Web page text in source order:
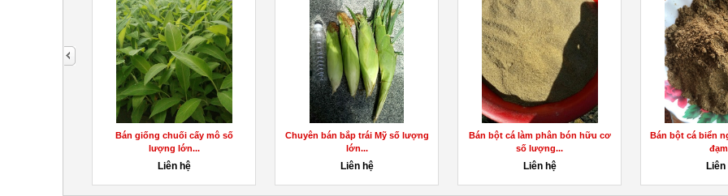
Bán giống chuối cấy mô số
lượng lớn...
Liên hệ
Chuyên bán bắp trái Mỹ số lượng
lớn...
Liên hệ
Bán bột cá làm phân bón hữu cơ
số lượng...
Liên hệ
Bán bột cá biển
Liên
next